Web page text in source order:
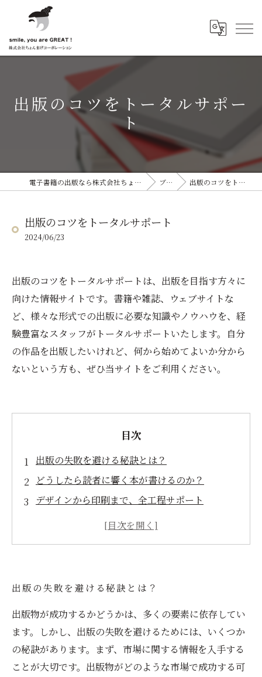
出版のコツをトータルサポー
ト
電子書籍の出版なら株式会社ちょんまげコーポレーション ブログ 出版のコツをトータルサポート
出版のコツをトータルサポート
2024/06/23
出版のコツをトータルサポートは、出版を目指す方々に
向けた情報サイトです。書籍や雑誌、ウェブサイトな
ど、様々な形式での出版に必要な知識やノウハウを、経
験豊富なスタッフがトータルサポートいたします。自分
の作品を出版したいけれど、何から始めてよいか分から
ないという方も、ぜひ当サイトをご利用ください。
目次
出版の失敗を避ける秘訣とは？
どうしたら読者に響く本が書けるのか？
デザインから印刷まで、全工程サポート
売れる本になるためのマーケティング戦略と
出版の失敗を避ける秘訣とは？
出版物が成功するかどうかは、多くの要素に依存してい
ます。しかし、出版の失敗を避けるためには、いくつか
の秘訣があります。まず、市場に関する情報を入手する
ことが大切です。出版物がどのような市場で成功する可